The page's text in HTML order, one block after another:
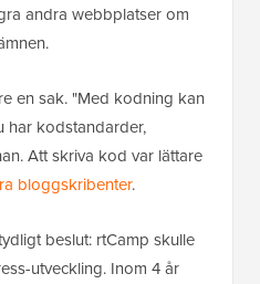
andra webbplatser om
en sak. "Med kodning kan
har kodstandarder,
Att skriva kod var lättare
bloggskribenter.
beslut: rtCamp skulle
utveckling. Inom 4 år